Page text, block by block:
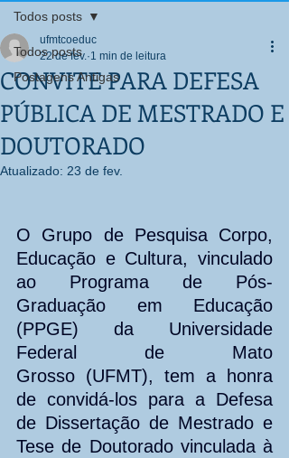
Todos posts
Postagens Antigas
Todos posts
CONVITE PARA DEFESA
PÚBLICA DE MESTRADO E
DOUTORADO
ufmtcoeduc
22 de fev. 1 min de leitura
Atualizado: 23 de fev.
O Grupo de Pesquisa Corpo,
Educação e Cultura, vinculado
ao Programa de Pós-
Graduação em Educação
(PPGE) da Universidade
Federal de Mato
Grosso (UFMT), tem a honra
de convidá-los para a Defesa
de Dissertação de Mestrado e
Tese de Doutorado vinculada à